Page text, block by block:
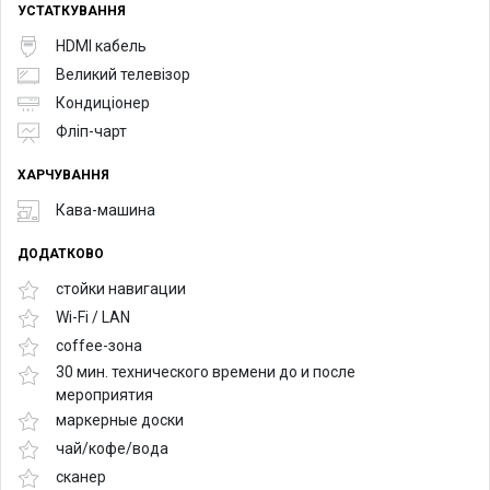
УСТАТКУВАННЯ
HDMI кабель
Великий телевізор
Кондиціонер
Фліп-чарт
ХАРЧУВАННЯ
Кава-машина
ДОДАТКОВО
стойки навигации
Wi-Fi / LAN
coffee-зона
30 мин. технического времени до и после
мероприятия
маркерные доски
чай/кофе/вода
сканер